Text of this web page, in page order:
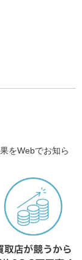
をWebでお知ら